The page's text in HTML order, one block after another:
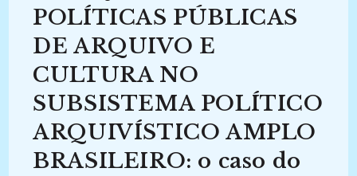
POLÍTICAS PÚBLICAS
DE ARQUIVO E
CULTURA NO
SUBSISTEMA POLÍTICO
ARQUIVÍSTICO AMPLO
BRASILEIRO: o caso do